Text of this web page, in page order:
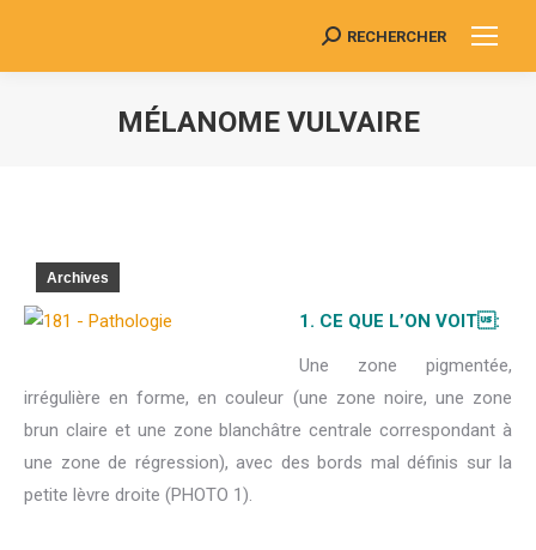
Search:
RECHERCHER
MÉLANOME VULVAIRE
Archives
1. CE QUE L’ON VOIT:
Une zone pigmentée,
irrégulière en forme, en couleur (une zone noire, une zone
brun claire et une zone blanchâtre centrale correspondant à
une zone de régression), avec des bords mal définis sur la
petite lèvre droite (PHOTO 1).